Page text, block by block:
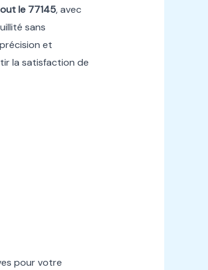
le 77145, avec
sans
et
la satisfaction de
pour votre